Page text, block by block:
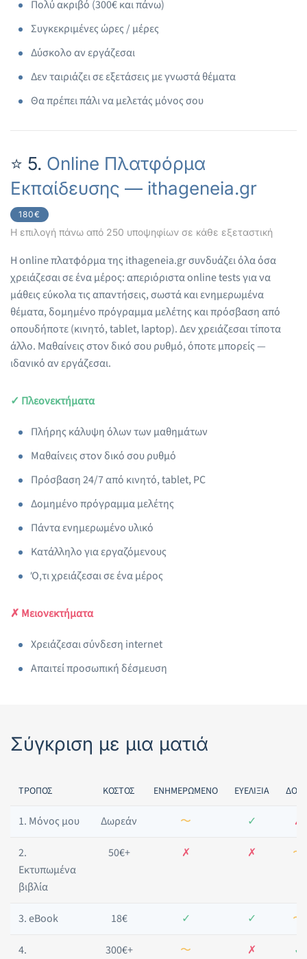
Πολύ ακριβό (300€ και πάνω)
Συγκεκριμένες ώρες / μέρες
Δύσκολο αν εργάζεσαι
Δεν ταιριάζει σε εξετάσεις με γνωστά θέματα
Θα πρέπει πάλι να μελετάς μόνος σου
⭐ 5. Online Πλατφόρμα
Εκπαίδευσης — ithageneia.gr
180€
Η επιλογή πάνω από 250 υποψηφίων σε κάθε εξεταστική
Η online πλατφόρμα της ithageneia.gr συνδυάζει όλα όσα
χρειάζεσαι σε ένα μέρος: απεριόριστα online tests για να
μάθεις εύκολα τις απαντήσεις, σωστά και ενημερωμένα
θέματα, δομημένο πρόγραμμα μελέτης και πρόσβαση από
οπουδήποτε (κινητό, tablet, laptop). Δεν χρειάζεσαι τίποτα
άλλο. Μαθαίνεις στον δικό σου ρυθμό, όποτε μπορείς —
ιδανικό αν εργάζεσαι.
✓ Πλεονεκτήματα
Πλήρης κάλυψη όλων των μαθημάτων
Μαθαίνεις στον δικό σου ρυθμό
Πρόσβαση 24/7 από κινητό, tablet, PC
Δομημένο πρόγραμμα μελέτης
Πάντα ενημερωμένο υλικό
Κατάλληλο για εργαζόμενους
Ό,τι χρειάζεσαι σε ένα μέρος
✗ Μειονεκτήματα
Χρειάζεσαι σύνδεση internet
Απαιτεί προσωπική δέσμευση
Σύγκριση με μια ματιά
ΤΡΌΠΟΣ ΚΌΣΤΟΣ ΕΝΗΜΕΡΩΜΈΝΟ ΕΥΕΛΙΞΊΑ
1. Μόνος μου Δωρεάν 〜 ✓ ✗
2.
Εκτυπωμένα
βιβλία
50€+ ✗ ✗ 〜
3. eBook 18€ ✓ ✓ 〜
4.
300€+ 〜 ✗ ✓